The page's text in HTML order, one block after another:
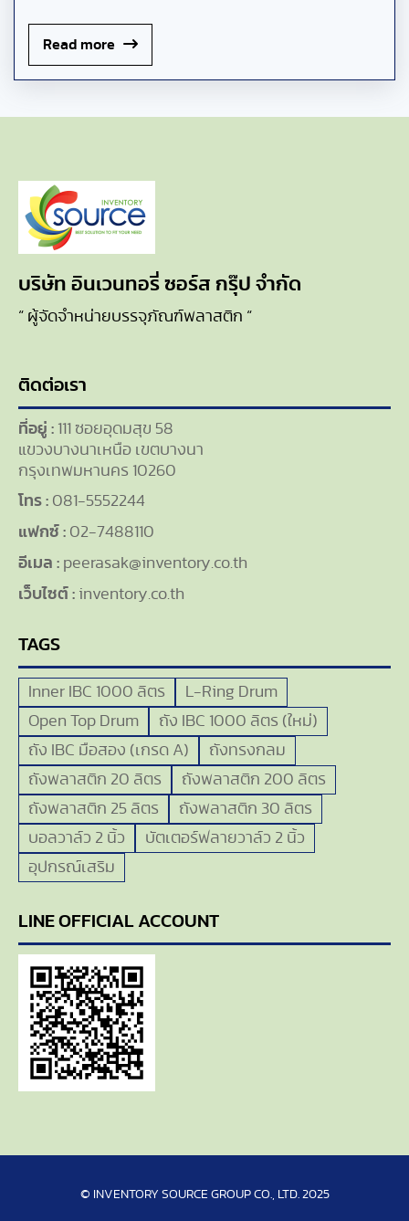
Read more
บริษัท อินเวนทอรี่ ซอร์ส กรุ๊ป จำกัด
“ ผู้จัดจำหน่ายบรรจุภัณฑ์พลาสติก “
ติดต่อเรา
ที่อยู่ : 111 ซอยอุดมสุข 58
แขวงบางนาเหนือ เขตบางนา
กรุงเทพมหานคร 10260
โทร : 081-5552244
แฟกซ์ : 02-7488110
อีเมล : peerasak@inventory.co.th
เว็บไซต์ : inventory.co.th
TAGS
Inner IBC 1000 ลิตร
L-Ring Drum
Open Top Drum
ถัง IBC 1000 ลิตร (ใหม่)
ถัง IBC มือสอง (เกรด A)
ถังทรงกลม
ถังพลาสติก 20 ลิตร
ถังพลาสติก 200 ลิตร
ถังพลาสติก 25 ลิตร
ถังพลาสติก 30 ลิตร
บอลวาล์ว 2 นิ้ว
บัตเตอร์ฟลายวาล์ว 2 นิ้ว
อุปกรณ์เสริม
LINE OFFICIAL ACCOUNT
© INVENTORY SOURCE GROUP CO., LTD. 2025